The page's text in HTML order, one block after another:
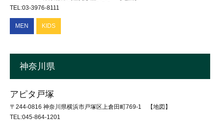
TEL:03-3976-8111
MEN KIDS
神奈川県
アピタ戸塚
〒244-0816 神奈川県横浜市戸塚区上倉田町769-1
【地図】
TEL:045-864-1201